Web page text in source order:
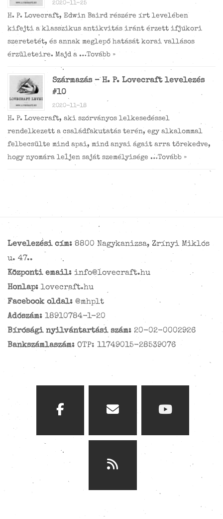
2020-11-25
H. P. Lovecraft, Edwin Baird részére írt levelében
kifejti a klasszikus antikvitás iránt érzett ifjúkori
szeretetét, és annak meglepő hatását korai vallásos
érzületeire. Majd a …Tovább »
Származás – H. P. Lovecraft levelezés
#10
2020-11-18
H. P. Lovecraft, aki szórványos lelkesedéssel
rendelkezett a családfakutatás terén, egy alkalommal
felbecsülte mind apai, mind anyai ágait arra törekedve,
hogy nyomára leljen saját személyisége …Tovább »
Levelezési cím: 8800 Nagykanizsa, Zrínyi Miklós
u. 47..
Központi email: info@lovecraft.hu
Honlap:lovecraft.hu
Facebook oldal: @mhplt
Adószám: 18910784-1-20
Bírósági nyilvántartási szám: 20-02-0002926
Bankszámlaszám: OTP: 11749015-28539076